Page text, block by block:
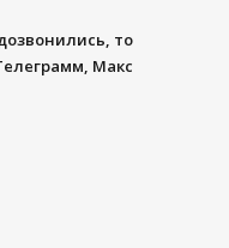
то
Макс